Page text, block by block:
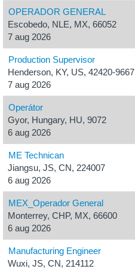
OPERADOR GENERAL
Escobedo, NLE, MX, 66052
7 aug 2026
Production Supervisor
Henderson, KY, US, 42420-9667
7 aug 2026
Operátor
Gyor, Hungary, HU, 9072
6 aug 2026
ME Technican
Jiangsu, JS, CN, 224007
6 aug 2026
MEX_Operador General
Monterrey, CHP, MX, 66600
6 aug 2026
Manufacturing Engineer
Wuxi, JS, CN, 214112